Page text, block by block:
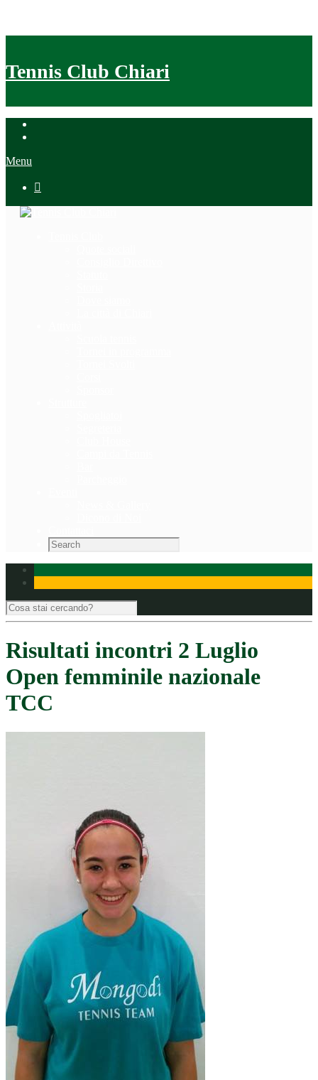
Tennis Club Chiari
Menu

Risultati incontri 2 Luglio
Open femminile nazionale
TCC